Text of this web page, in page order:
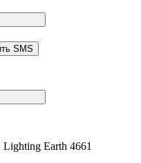
SMS
Earth 4661